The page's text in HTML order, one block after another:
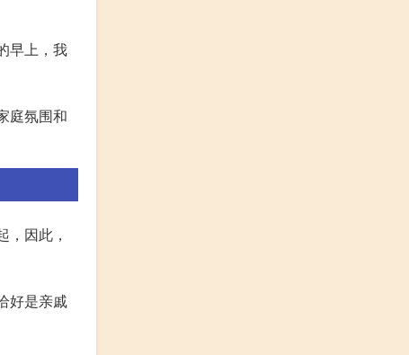
早上，我
庭氛围和
因此，
好是亲戚